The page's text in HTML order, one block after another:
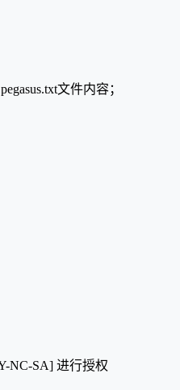
文件内容；
NC-SA] 进行授权